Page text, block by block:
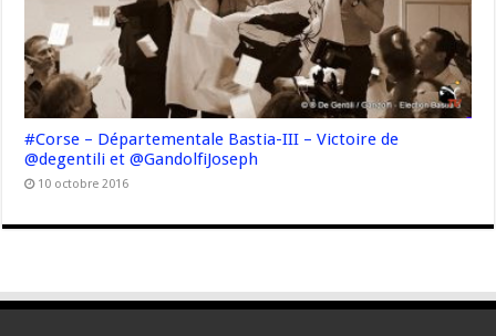
#Corse – Départementale Bastia-III – Victoire de
@degentili et @GandolfiJoseph
10 octobre 2016